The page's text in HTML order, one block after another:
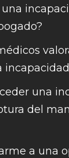
una
del
a una